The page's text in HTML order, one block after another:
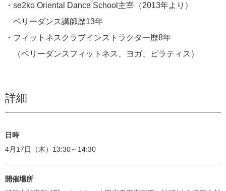
・se2ko Oriental Dance School主宰（2013年より）
ベリーダンス講師歴13年
・フィットネスクラブインストラクター歴8年
（ベリーダンスフィットネス、ヨガ、ピラティス）
詳細
日時
4月17日（木）13:30～14:30
開催場所